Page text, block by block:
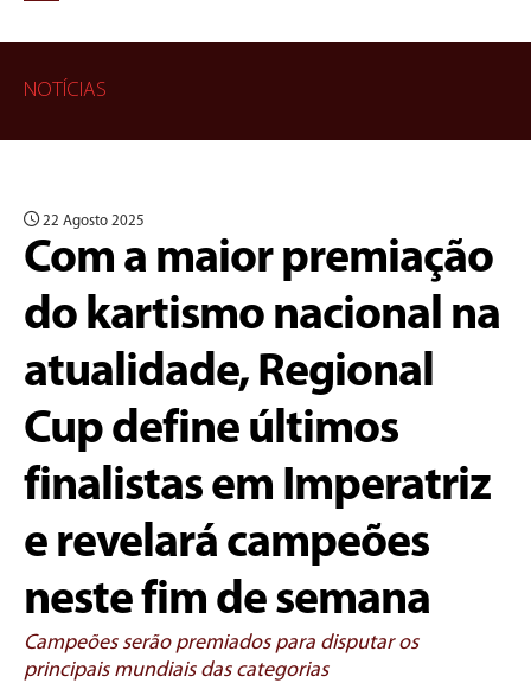
NOTÍCIAS
22 Agosto 2025
Com a maior premiação
do kartismo nacional na
atualidade, Regional
Cup define últimos
finalistas em Imperatriz
e revelará campeões
neste fim de semana
Campeões serão premiados para disputar os
principais mundiais das categorias